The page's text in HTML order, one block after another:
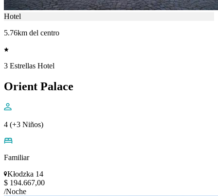
Hotel
5.76km del centro
3 Estrellas Hotel
Orient Palace
4 (+3 Niños)
Familiar
Kłodzka 14
$ 194.667,00
/Noche